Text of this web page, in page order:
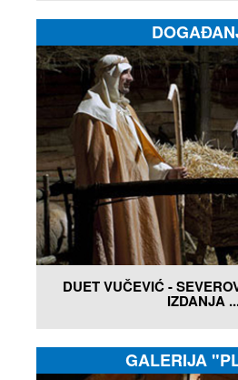
DUET VUČEVIĆ -
IZDANJA
GALERIJA